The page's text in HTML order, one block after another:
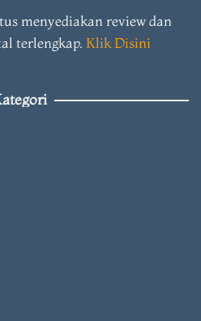
menyediakan review dan
terlengkap. Klik Disini